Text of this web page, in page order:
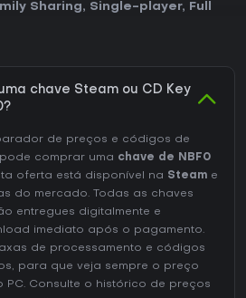
Sharing, Single-player,
Full
chave Steam ou CD Key
de preços e códigos de
comprar uma chave de NBF0
oferta está disponível na Steam e
do mercado. Todas as chaves
entregues digitalmente e
imediato após o pagamento.
de processamento e códigos
para que veja sempre o preço
PC. Consulte o histórico de preços